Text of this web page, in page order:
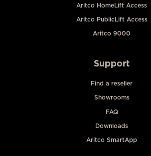
Aritco HomeLift Access
Aritco PublicLift Access
Aritco 9000
Support
Find a reseller
Showrooms
FAQ
Downloads
Aritco SmartApp